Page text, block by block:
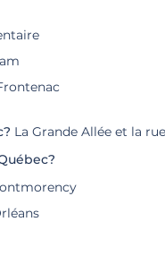
La Grande Allée et la